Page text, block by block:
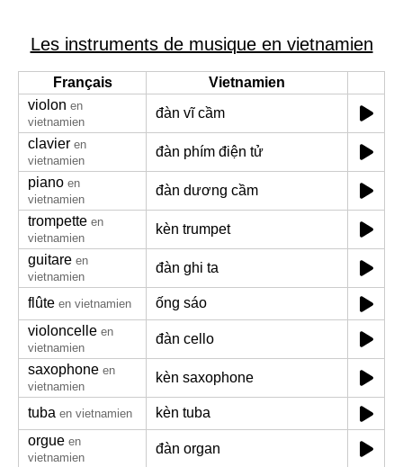
Les instruments de musique en vietnamien
Français
Vietnamien
violon en
vietnamien
đàn vĩ cầm
clavier en
vietnamien
đàn phím điện tử
piano en
vietnamien
đàn dương cầm
trompette en
vietnamien
kèn trumpet
guitare en
vietnamien
đàn ghi ta
flûte en vietnamien
ống sáo
violoncelle en
vietnamien
đàn cello
saxophone en
vietnamien
kèn saxophone
tuba en vietnamien
kèn tuba
orgue en
vietnamien
đàn organ